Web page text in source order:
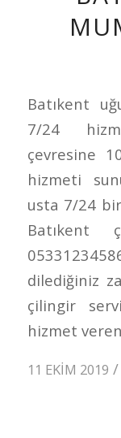
Batıkent
7/24
çevresine
hizmeti
usta 7/24 bir
Batıkent
dilediğiniz
çilingir
hizmet
11 EKIM 2019 /